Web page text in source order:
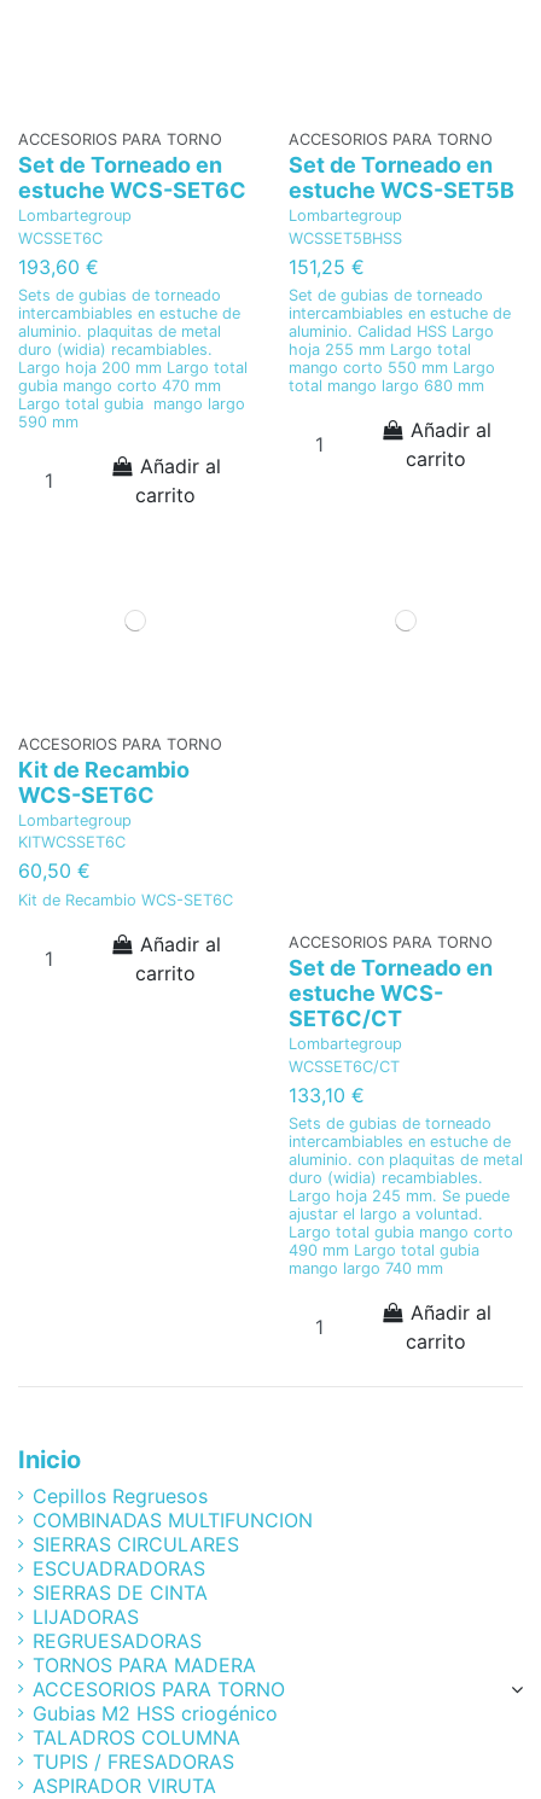
ACCESORIOS PARA TORNO
Set de Torneado en
estuche WCS-SET6C
Lombartegroup
WCSSET6C
193,60 €
Sets de gubias de torneado
intercambiables en estuche de
aluminio. plaquitas de metal
duro (widia) recambiables.
Largo hoja 200 mm Largo total
gubia mango corto 470 mm
Largo total gubia mango largo
590 mm
Añadir al
carrito
ACCESORIOS PARA TORNO
Set de Torneado en
estuche WCS-SET5B
Lombartegroup
WCSSET5BHSS
151,25 €
Set de gubias de torneado
intercambiables en estuche de
aluminio. Calidad HSS Largo
hoja 255 mm Largo total
mango corto 550 mm Largo
total mango largo 680 mm
Añadir al
carrito
ACCESORIOS PARA TORNO
Kit de Recambio
WCS-SET6C
Lombartegroup
KITWCSSET6C
60,50 €
Kit de Recambio WCS-SET6C
Añadir al
carrito
ACCESORIOS PARA TORNO
Set de Torneado en
estuche WCS-
SET6C/CT
Lombartegroup
WCSSET6C/CT
133,10 €
Sets de gubias de torneado
intercambiables en estuche de
aluminio. con plaquitas de metal
duro (widia) recambiables.
Largo hoja 245 mm. Se puede
ajustar el largo a voluntad.
Largo total gubia mango corto
490 mm Largo total gubia
mango largo 740 mm
Añadir al
carrito
Inicio
Cepillos Regruesos
COMBINADAS MULTIFUNCION
SIERRAS CIRCULARES
ESCUADRADORAS
SIERRAS DE CINTA
LIJADORAS
REGRUESADORAS
TORNOS PARA MADERA
ACCESORIOS PARA TORNO
Gubias M2 HSS criogénico
TALADROS COLUMNA
TUPIS / FRESADORAS
ASPIRADOR VIRUTA